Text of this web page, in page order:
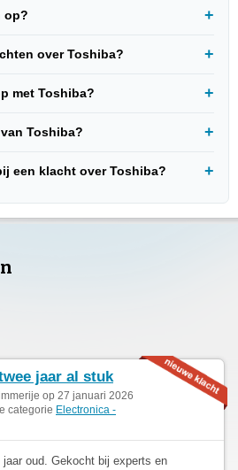
op?
over Toshiba?
met Toshiba?
Toshiba?
een klacht over Toshiba?
jaar al stuk
op 27 januari 2026
categorie Electronica -
oud. Gekocht bij experts en